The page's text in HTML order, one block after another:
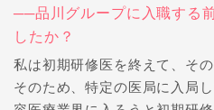
──品川グループに入職する
したか？
私は初期研修医を終えて、そ
そのため、特定の医局に入局